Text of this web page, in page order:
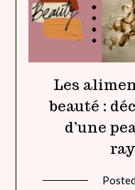
Les
beauté :
d’une